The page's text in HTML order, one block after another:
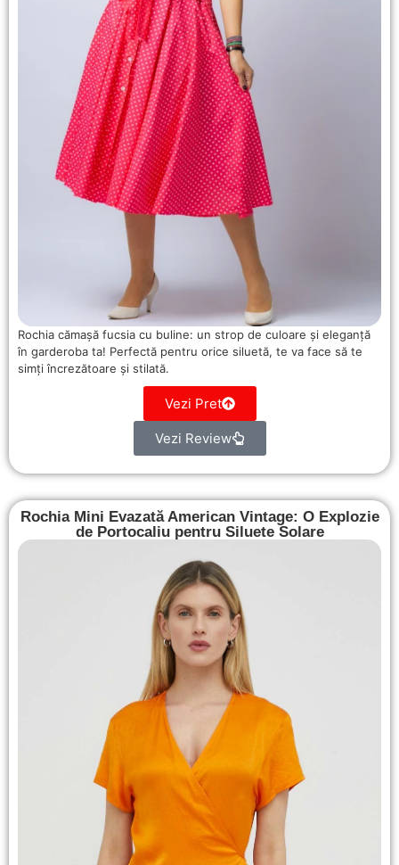
Rochia cămașă fucsia cu buline: un strop de culoare și eleganță
în garderoba ta! Perfectă pentru orice siluetă, te va face să te
simți încrezătoare și stilată.
Vezi Pret
Vezi Review
Rochia Mini Evazată American Vintage: O Explozie
de Portocaliu pentru Siluete Solare